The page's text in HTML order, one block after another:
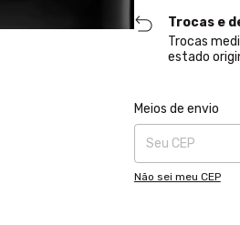
Trocas e
Trocas
estado
Entregas para o CEP:
Meios de envio
Não sei meu CEP